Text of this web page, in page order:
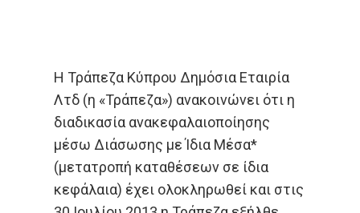
Η Τράπεζα Κύπρου Δημόσια Εταιρία
Λτδ (η «Τράπεζα») ανακοινώνει ότι η
διαδικασία ανακεφαλαιοποίησης
μέσω Διάσωσης με Ίδια Μέσα*
(μετατροπή καταθέσεων σε ίδια
κεφάλαια) έχει ολοκληρωθεί και στις